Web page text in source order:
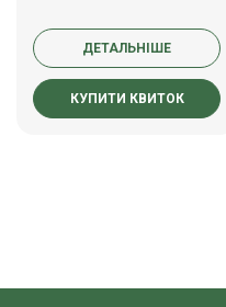
ДЕТАЛЬНІШЕ
КУПИТИ КВИТОК